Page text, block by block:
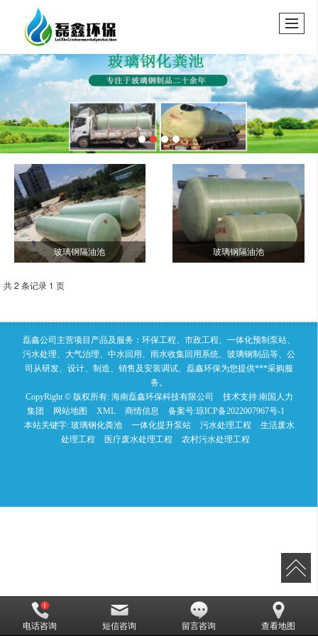
玻璃钢隔油池 玻璃钢隔油池
共 2 条记录 1 页
磊鑫公司主营项目产品及服务：环保工程、市政工程、一体化预制泵站、
污水处理、大气治理、中水回用、雨水收集回用系统、玻璃钢制品等、公
司从研发、设计、制造、销售及安装调试、磊鑫环保为您提供***采购服
务。
CopyRight © 版权所有: 海南磊鑫环保科技有限公司 技术支持:南国人力
集团
网站地图 XML 商情信息 备案号:琼ICP备2022007967号-1
本站关键字: 玻璃钢化粪池 一体化提升泵站 污水处理工程
生活废水
处理工程
医疗废水处理工程 农村污水处理工程
电话咨询 短信咨询 留言咨询 查看地图